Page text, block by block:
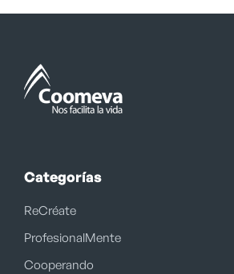
Categorías
ReCréate
ProfesionalMente
Cooperando